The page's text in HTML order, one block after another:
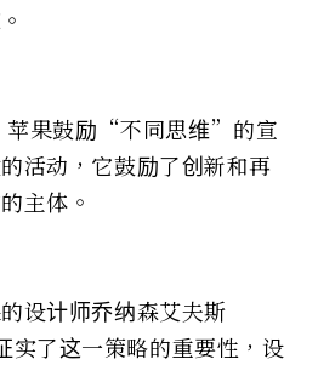
苹果鼓励“不同思维”的宣
活动，它鼓励了创新和再
主体。
设计师乔纳森艾夫斯
实了这一策略的重要性，设